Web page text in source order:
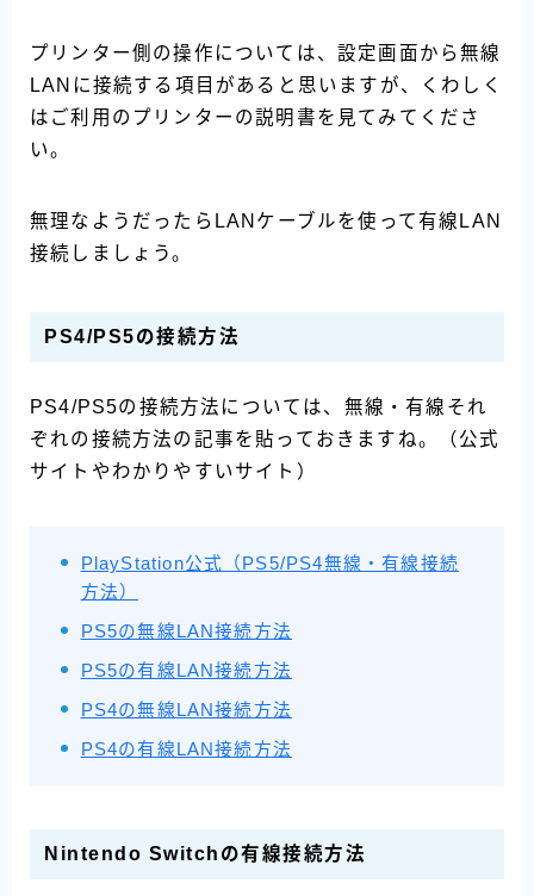
プリンター側の操作については、設定画面から無線
LANに接続する項目があると思いますが、くわしく
はご利用のプリンターの説明書を見てみてくださ
い。
無理なようだったらLANケーブルを使って有線LAN
接続しましょう。
PS4/PS5の接続方法
PS4/PS5の接続方法については、無線・有線それ
ぞれの接続方法の記事を貼っておきますね。（公式
サイトやわかりやすいサイト）
PlayStation公式（PS5/PS4無線・有線接続
方法）
PS5の無線LAN接続方法
PS5の有線LAN接続方法
PS4の無線LAN接続方法
PS4の有線LAN接続方法
Nintendo Switchの有線接続方法